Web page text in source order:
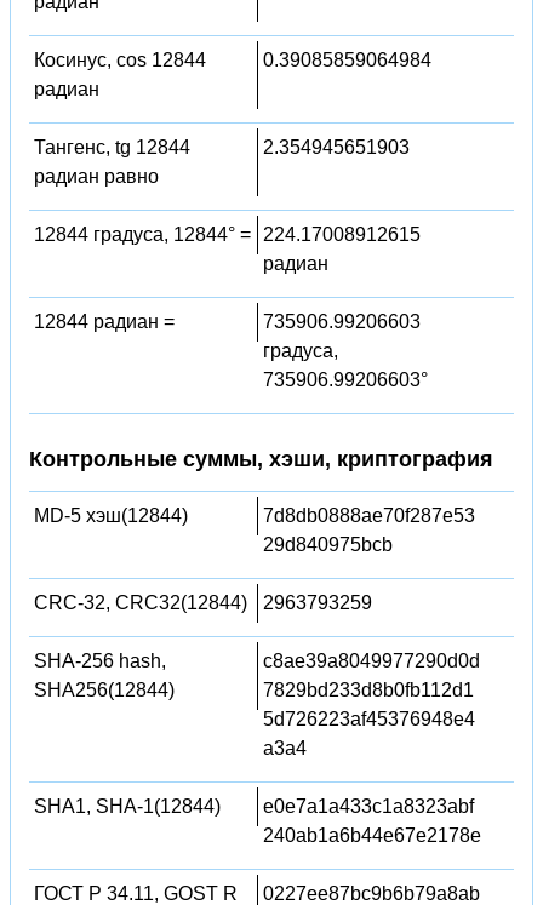
Косинус, cos 12844
радиан
0.39085859064984
Тангенс, tg 12844
радиан равно
2.354945651903
12844 градуса, 12844° =
224.17008912615
радиан
12844 радиан =
735906.99206603
градуса,
735906.99206603°
Контрольные суммы, хэши, криптография
MD-5 хэш(12844)
7d8db0888ae70f287e53
29d840975bcb
CRC-32, CRC32(12844) 2963793259
SHA-256 hash,
SHA256(12844)
c8ae39a8049977290d0d
7829bd233d8b0fb112d1
5d726223af45376948e4
a3a4
SHA1, SHA-1(12844)
e0e7a1a433c1a8323abf
240ab1a6b44e67e2178e
ГОСТ Р 34.11, GOST R
0227ee87bc9b6b79a8ab